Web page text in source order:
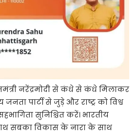
नरेंद्रमोदी से कंधे से कंधे मिलाकर
पार्टी से जुड़े और राष्ट्र को विश्व
सुनिश्चित करें। भारतीय
सबका विकास के नारा के साथ